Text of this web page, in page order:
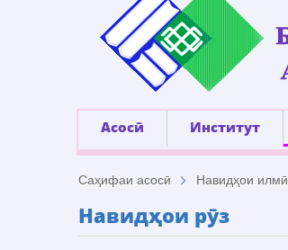
Асосӣ Институт
Саҳифаи асосӣ Навидҳои илмӣ
Навидҳои рӯз